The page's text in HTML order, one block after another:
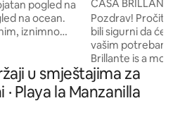
pogled na
na ocean.
iznimno
i klima-
se nalazi
CASA
od trga
Pozdrav!
bili sigurni da će
vašim potrebama! *Price is set.
Brillante is a
style home
plaza. Krovna terasa s pogledom na
ocean savršena
u smještajima za
Playa la Manzanilla